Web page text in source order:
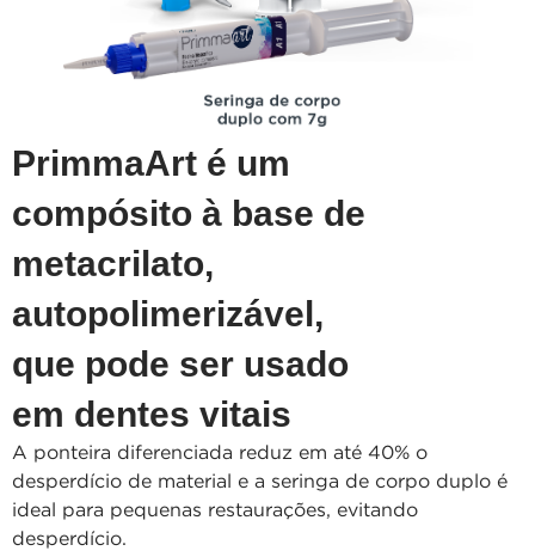
PrimmaArt é um
compósito à base de
metacrilato,
autopolimerizável,
que pode ser usado
em dentes vitais
A ponteira diferenciada reduz em até 40% o
desperdício de material e a seringa de corpo duplo é
ideal para pequenas restaurações, evitando
desperdício.